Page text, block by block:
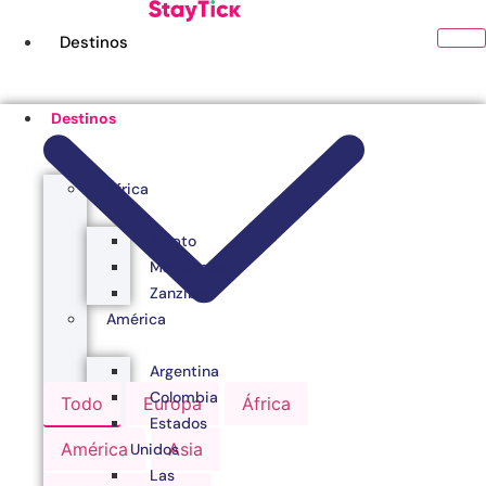
Destinos
Todo Europa África
América Asia
Destinos
África
Egipto
Marruecos
Zanzibar
América
Argentina
Colombia
Estados
Unidos
Las